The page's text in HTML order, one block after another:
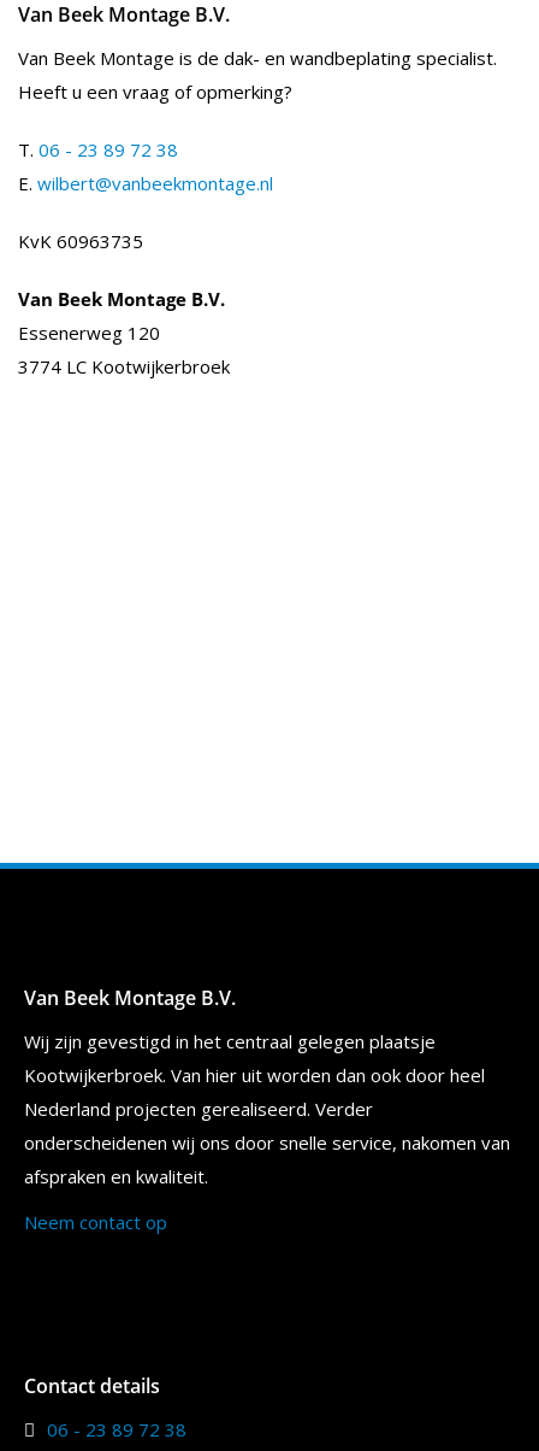
Van Beek Montage B.V.
Van Beek Montage is de dak- en wandbeplating specialist.
Heeft u een vraag of opmerking?
T. 06 - 23 89 72 38
E. wilbert@vanbeekmontage.nl
KvK 60963735
Van Beek Montage B.V.
Essenerweg 120
3774 LC Kootwijkerbroek
Van Beek Montage B.V.
Wij zijn gevestigd in het centraal gelegen plaatsje
Kootwijkerbroek. Van hier uit worden dan ook door heel
Nederland projecten gerealiseerd. Verder
onderscheidenen wij ons door snelle service, nakomen van
afspraken en kwaliteit.
Neem contact op
Contact details
06 - 23 89 72 38